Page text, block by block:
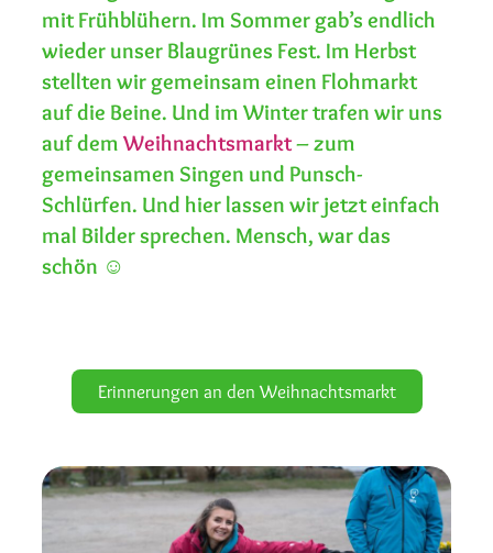
mit Frühblühern. Im Sommer gab’s endlich
wieder unser Blaugrünes Fest. Im Herbst
stellten wir gemeinsam einen Flohmarkt
auf die Beine. Und im Winter trafen wir uns
auf demWeihnachtsmarkt– zum
gemeinsamen Singen und Punsch-
Schlürfen. Und hier lassen wir jetzt einfach
mal Bilder sprechen. Mensch, war das
schön ☺
Erinnerungen an den Weihnachtsmarkt